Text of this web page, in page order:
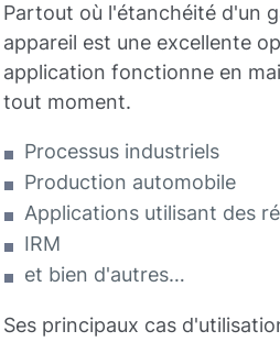
Partout où l'étanchéité d'un
appareil est une excellente
application fonctionne en
tout moment.
Processus industriels
Production automobile
Applications utilisant des
IRM
et bien d'autres…
Ses principaux cas